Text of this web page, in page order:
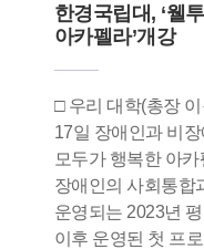
한경국립대, ‘웰
아카펠라’개강
□ 우리 대학(총장
17일 장애인과 비
모두가 행복한 아
장애인의 사회통합
운영되는 2023년
이후 운영된 첫 프